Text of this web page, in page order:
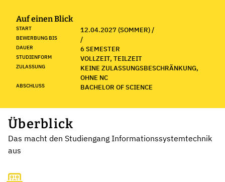
Auf einen Blick
START 12.04.2027 (SOMMER) /
BEWERBUNG BIS /
DAUER 6 SEMESTER
STUDIENFORM VOLLZEIT, TEILZEIT
ZULASSUNG
KEINE ZULASSUNGSBESCHRÄNKUNG,
OHNE NC
ABSCHLUSS BACHELOR OF SCIENCE
Überblick
Das macht den Studiengang Informationssystemtechnik
aus